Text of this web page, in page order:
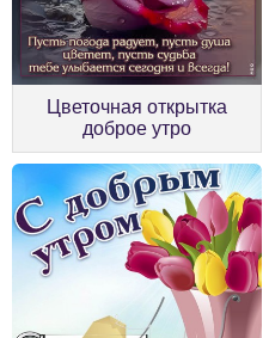
Цветочная открытка
доброе утро